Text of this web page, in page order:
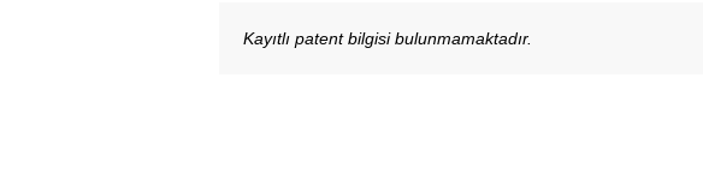
Kayıtlı patent bilgisi bulunmamaktadır.